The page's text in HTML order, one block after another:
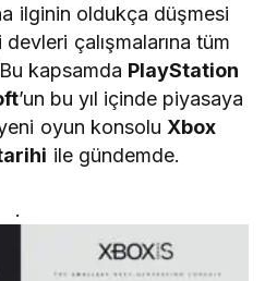
ilginin oldukça düşmesi
çalışmalarına tüm
kapsamda PlayStation
’un bu yıl içinde piyasaya
yeni oyun konsolu Xbox
ile gündemde.
.